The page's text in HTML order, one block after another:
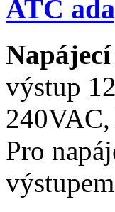
ATC
výstup
Pro